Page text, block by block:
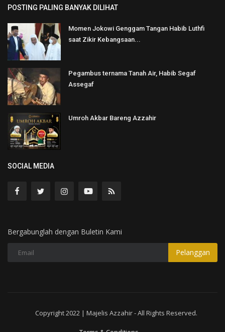
POSTING PALING BANYAK DILIHAT
Momen Jokowi Genggam Tangan Habib Luthfi
saat Zikir Kebangsaan...
Pegambus ternama Tanah Air, Habib Segaf
Assegaf
Umroh Akbar Bareng Azzahir
SOCIAL MEDIA
Bergabunglah dengan Buletin Kami
Pelanggan
Copyright 2022 | Majelis Azzahir - All Rights Reserved.